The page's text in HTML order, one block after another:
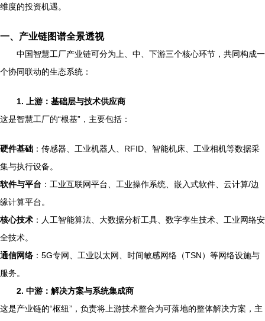
维度的投资机遇。
一、产业链图谱全景透视
中国智慧工厂产业链可分为上、中、下游三个核心环节，共同构成一
个协同联动的生态系统：
1. 上游：基础层与技术供应商
这是智慧工厂的“根基”，主要包括：
硬件基础 ：传感器、工业机器人、RFID、智能机床、工业相机等数据采
集与执行设备。
软件与平台 ：工业互联网平台、工业操作系统、嵌入式软件、云计算/边
缘计算平台。
核心技术 ：人工智能算法、大数据分析工具、数字孪生技术、工业网络安
全技术。
通信网络 ：5G专网、工业以太网、时间敏感网络（TSN）等网络设施与
服务。
2. 中游：解决方案与系统集成商
这是产业链的“枢纽”，负责将上游技术整合为可落地的整体解决方案，主